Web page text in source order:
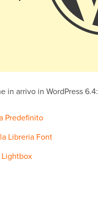
in arrivo in WordPress 6.4:
Predefinito
Libreria Font